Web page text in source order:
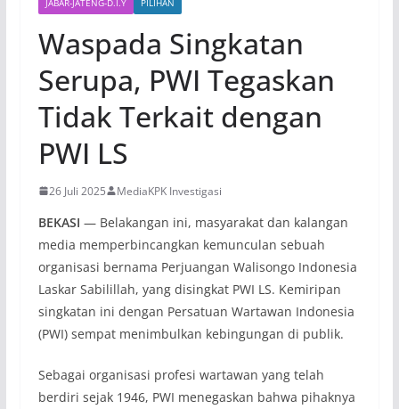
JABAR-JATENG-D.I.Y PILIHAN
Waspada Singkatan
Serupa, PWI Tegaskan
Tidak Terkait dengan
PWI LS
26 Juli 2025 MediaKPK Investigasi
BEKASI — Belakangan ini, masyarakat dan kalangan
media memperbincangkan kemunculan sebuah
organisasi bernama Perjuangan Walisongo Indonesia
Laskar Sabilillah, yang disingkat PWI LS. Kemiripan
singkatan ini dengan Persatuan Wartawan Indonesia
(PWI) sempat menimbulkan kebingungan di publik.
Sebagai organisasi profesi wartawan yang telah
berdiri sejak 1946, PWI menegaskan bahwa pihaknya